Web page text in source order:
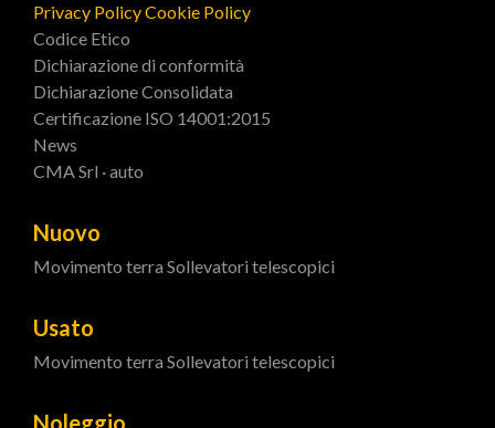
Privacy PolicyCookie Policy
Codice Etico
Dichiarazione di conformità
Dichiarazione Consolidata
Certificazione ISO 14001:2015
News
CMA Srl · auto
Nuovo
Movimento terra Sollevatori telescopici
Usato
Movimento terra Sollevatori telescopici